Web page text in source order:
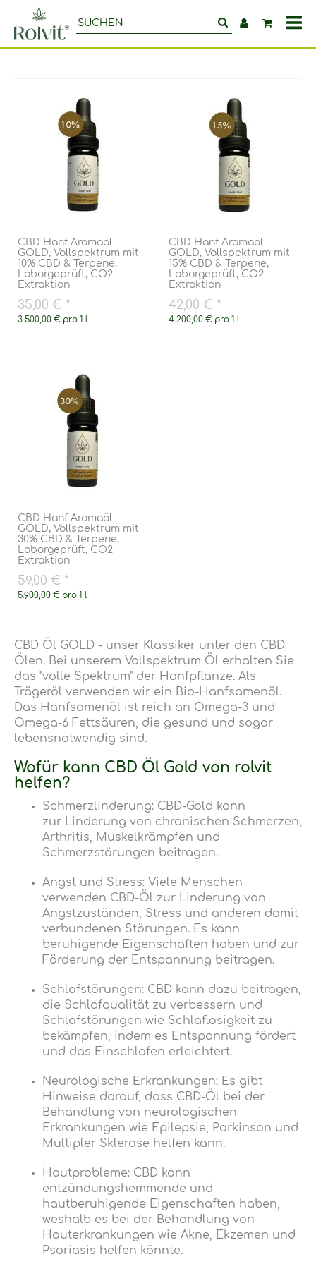
CBD Öl gold
CBD Hanf Aromaöl
GOLD, Vollspektrum mit
10% CBD & Terpene,
Laborgeprüft, CO2
Extraktion
35,00 € *
3.500,00 € pro 1 l
CBD Hanf Aromaöl
GOLD, Vollspektrum mit
15% CBD & Terpene,
Laborgeprüft, CO2
Extraktion
42,00 € *
4.200,00 € pro 1 l
CBD Hanf Aromaöl
GOLD, Vollspektrum mit
30% CBD & Terpene,
Laborgeprüft, CO2
Extraktion
59,00 € *
5.900,00 € pro 1 l
CBD Öl GOLD - unser Klassiker unter den CBD
Ölen. Bei unserem Vollspektrum Öl erhalten Sie
das "volle Spektrum" der Hanfpflanze. Als
Trägeröl verwenden wir ein Bio-Hanfsamenöl.
Das Hanfsamenöl ist reich an Omega-3 und
Omega-6 Fettsäuren, die gesund und sogar
lebensnotwendig sind.
Wofür kann CBD Öl Gold von rolvit
helfen?
Schmerzlinderung: CBD-Gold kann
zur Linderung von chronischen Schmerzen,
Arthritis, Muskelkrämpfen und
Schmerzstörungen beitragen.
Angst und Stress: Viele Menschen
verwenden CBD-Öl zur Linderung von
Angstzuständen, Stress und anderen damit
verbundenen Störungen. Es kann
beruhigende Eigenschaften haben und zur
Förderung der Entspannung beitragen.
Schlafstörungen: CBD kann dazu beitragen,
die Schlafqualität zu verbessern und
Schlafstörungen wie Schlaflosigkeit zu
bekämpfen, indem es Entspannung fördert
und das Einschlafen erleichtert.
Neurologische Erkrankungen: Es gibt
Hinweise darauf, dass CBD-Öl bei der
Behandlung von neurologischen
Erkrankungen wie Epilepsie, Parkinson und
Multipler Sklerose helfen kann.
Hautprobleme: CBD kann
entzündungshemmende und
hautberuhigende Eigenschaften haben,
weshalb es bei der Behandlung von
Hauterkrankungen wie Akne, Ekzemen und
Psoriasis helfen könnte.